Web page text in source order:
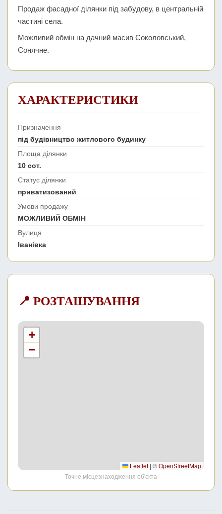
Продаж фасадної ділянки під забудову, в центральній
частині села.
Можливий обмін на дачний масив Соколовський,
Сонячне.
ХАРАКТЕРИСТИКИ
Призначення
під будівництво житлового будинку
Площа ділянки
10 сот.
Статус ділянки
приватизований
Умови продажу
МОЖЛИВИЙ ОБМІН
Вулиця
Іванівка
📍 РОЗТАШУВАННЯ
+
−
Leaflet | ©OpenStreetMap
Точне місцезнаходження об'єкта